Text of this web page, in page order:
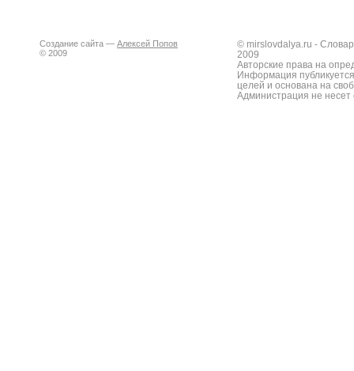
Создание сайта — Алексей Попов
© 2009
© mirslovdalya.ru -
2009
Авторские права на
Информация
целей и основана на
Администрация не несет